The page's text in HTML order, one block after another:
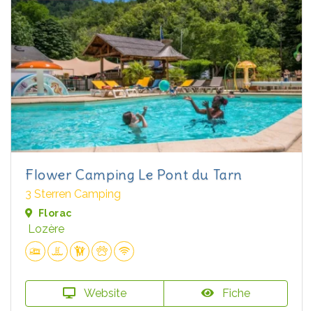
Flower Camping Le Pont du Tarn
3 Sterren Camping
Florac
Lozère
Website Fiche